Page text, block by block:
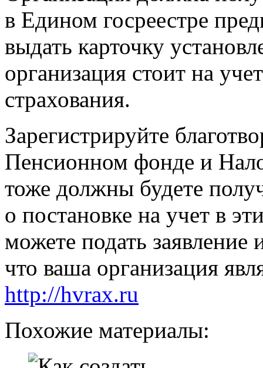
в Едином госреестре
выдать карточку
организация стоит на
страхования.
Зарегистрируйте
Пенсионном фонде и
тоже должны будете
о постановке на учет в
можете подать заявление
что ваша организация
http://hvrax.ru
Похожие материалы: